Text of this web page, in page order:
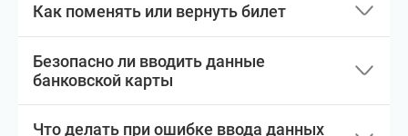
Как поменять или вернуть билет
Безопасно ли вводить данные
банковской карты
Что делать при ошибке ввода данных